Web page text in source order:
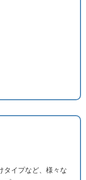
タイプなど、様々な